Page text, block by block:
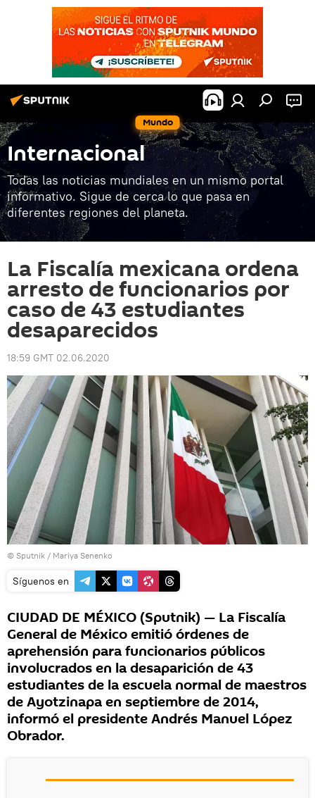
Mundo
Internacional
Todas las noticias mundiales en un mismo portal
informativo. Sigue de cerca lo que pasa en
diferentes regiones del planeta.
La Fiscalía mexicana ordena
arresto de funcionarios por
caso de 43 estudiantes
desaparecidos
18:59 GMT 02.06.2020
© Sputnik / Mariya Senenko
Síguenos en
CIUDAD DE MÉXICO (Sputnik) — La Fiscalía
General de México emitió órdenes de
aprehensión para funcionarios públicos
involucrados en la desaparición de 43
estudiantes de la escuela normal de maestros
de Ayotzinapa en septiembre de 2014,
informó el presidente Andrés Manuel López
Obrador.